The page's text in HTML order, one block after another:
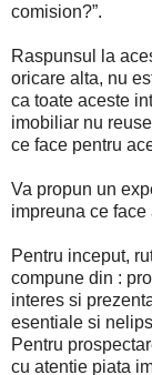
comision?”.
Raspunsul la
oricare alta, nu
ca toate aceste
imobiliar nu
ce face pentru
Va propun un
impreuna ce
Pentru inceput,
compune din :
interes si
esentiale si
Pentru
cu atentie piata